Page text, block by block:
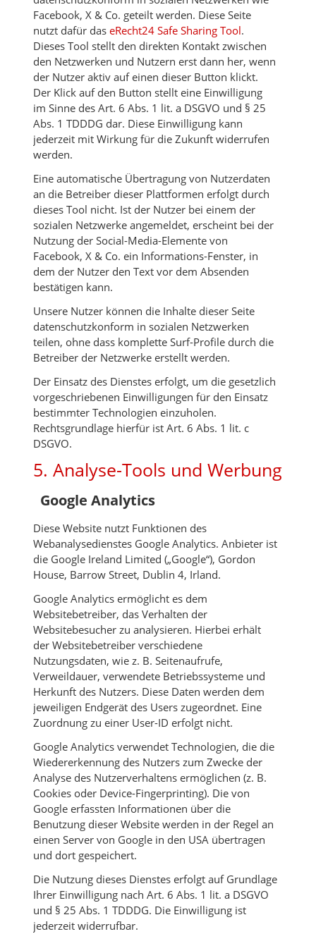
Facebook, X & Co. geteilt werden. Diese Seite
nutzt dafür das eRecht24 Safe Sharing Tool.
Dieses Tool stellt den direkten Kontakt zwischen
den Netzwerken und Nutzern erst dann her, wenn
der Nutzer aktiv auf einen dieser Button klickt.
Der Klick auf den Button stellt eine Einwilligung
im Sinne des Art. 6 Abs. 1 lit. a DSGVO und § 25
Abs. 1 TDDDG dar. Diese Einwilligung kann
jederzeit mit Wirkung für die Zukunft widerrufen
werden.
Eine automatische Übertragung von Nutzerdaten
an die Betreiber dieser Plattformen erfolgt durch
dieses Tool nicht. Ist der Nutzer bei einem der
sozialen Netzwerke angemeldet, erscheint bei der
Nutzung der Social-Media-Elemente von
Facebook, X & Co. ein Informations-Fenster, in
dem der Nutzer den Text vor dem Absenden
bestätigen kann.
Unsere Nutzer können die Inhalte dieser Seite
datenschutzkonform in sozialen Netzwerken
teilen, ohne dass komplette Surf-Profile durch die
Betreiber der Netzwerke erstellt werden.
Der Einsatz des Dienstes erfolgt, um die gesetzlich
vorgeschriebenen Einwilligungen für den Einsatz
bestimmter Technologien einzuholen.
Rechtsgrundlage hierfür ist Art. 6 Abs. 1 lit. c
DSGVO.
5. Analyse-Tools und Werbung
Google Analytics
Diese Website nutzt Funktionen des
Webanalysedienstes Google Analytics. Anbieter ist
die Google Ireland Limited („Google“), Gordon
House, Barrow Street, Dublin 4, Irland.
Google Analytics ermöglicht es dem
Websitebetreiber, das Verhalten der
Websitebesucher zu analysieren. Hierbei erhält
der Websitebetreiber verschiedene
Nutzungsdaten, wie z. B. Seitenaufrufe,
Verweildauer, verwendete Betriebssysteme und
Herkunft des Nutzers. Diese Daten werden dem
jeweiligen Endgerät des Users zugeordnet. Eine
Zuordnung zu einer User-ID erfolgt nicht.
Google Analytics verwendet Technologien, die die
Wiedererkennung des Nutzers zum Zwecke der
Analyse des Nutzerverhaltens ermöglichen (z. B.
Cookies oder Device-Fingerprinting). Die von
Google erfassten Informationen über die
Benutzung dieser Website werden in der Regel an
einen Server von Google in den USA übertragen
und dort gespeichert.
Die Nutzung dieses Dienstes erfolgt auf Grundlage
Ihrer Einwilligung nach Art. 6 Abs. 1 lit. a DSGVO
und § 25 Abs. 1 TDDDG. Die Einwilligung ist
jederzeit widerrufbar.